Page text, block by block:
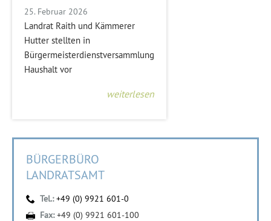
25. Februar 2026
Landrat Raith und Kämmerer
Hutter stellten in
Bürgermeisterdienstversammlung
Haushalt vor
weiterlesen
BÜRGERBÜRO
LANDRATSAMT
Tel.:+49 (0) 9921 601-0
Fax:+49 (0) 9921 601-100